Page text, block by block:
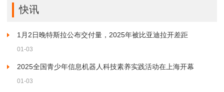
快讯
1月2日晚特斯拉公布交付量，2025年被比亚迪拉开差距
01-03
2025全国青少年信息机器人科技素养实践活动在上海开幕
01-03